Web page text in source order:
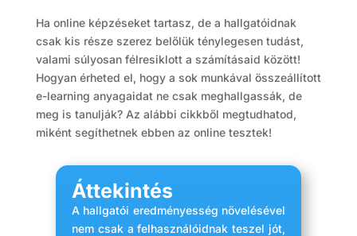
Ha online képzéseket tartasz, de a hallgatóidnak
csak kis része szerez belőlük ténylegesen tudást,
valami súlyosan félresiklott a számításaid között!
Hogyan érheted el, hogy a sok munkával összeállított
e-learning anyagaidat ne csak meghallgassák, de
meg is tanulják? Az alábbi cikkből megtudhatod,
miként segíthetnek ebben az online tesztek!
Áttekintés
A hallgatói eredményesség növelésével
nem csak a felhasználóidnak teszel jót,